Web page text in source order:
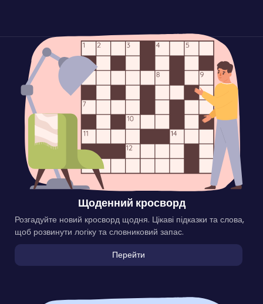
Щоденний кросворд
Розгадуйте новий кросворд щодня. Цікаві підказки та слова,
щоб розвинути логіку та словниковий запас.
Перейти